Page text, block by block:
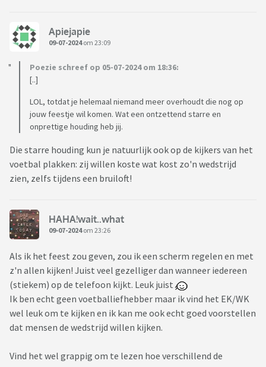
Apiejapie
09-07-2024om 23:09
Poezie schreef op 05-07-2024 om 18:36:
[..]
LOL, totdat je helemaal niemand meer overhoudt die nog op
jouw feestje wil komen. Wat een ontzettend starre en
onprettige houding heb jij.
Die starre houding kun je natuurlijk ook op de kijkers van het
voetbal plakken: zij willen koste wat kost zo'n wedstrijd
zien, zelfs tijdens een bruiloft!
HAHA!wait..what
09-07-2024om 23:26
Als ik het feest zou geven, zou ik een scherm regelen en met
z'n allen kijken! Juist veel gezelliger dan wanneer iedereen
(stiekem) op de telefoon kijkt. Leuk juist
Ik ben echt geen voetballiefhebber maar ik vind het EK/WK
wel leuk om te kijken en ik kan me ook echt goed voorstellen
dat mensen de wedstrijd willen kijken.
Vind het wel grappig om te lezen hoe verschillend de